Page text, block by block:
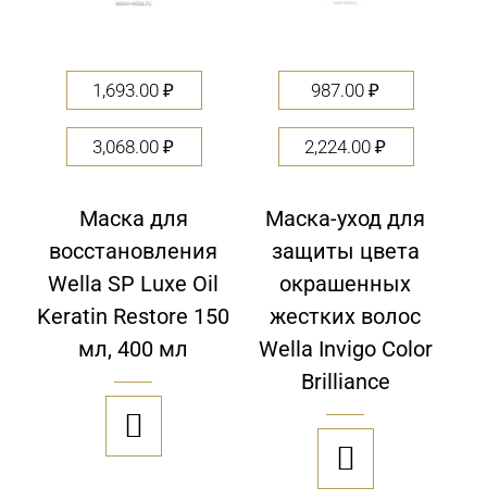
1,693.00 ₽
3,068.00 ₽
Маска для
восстановления
Wella SP Luxe Oil
Keratin Restore 150
мл, 400 мл

987.00 ₽
2,224.00 ₽
Маска-уход для
защиты цвета
окрашенных
жестких волос
Wella Invigo Color
Brilliance
